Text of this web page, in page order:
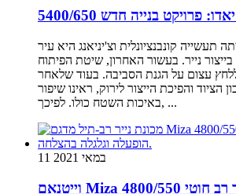
פרויקט בנייה חדש 5400/650
תעשייה קונבנציונלית וצ'יניאנג היא עיר
בייצור נייר. בעשור האחרון, שיטת הפיתוח
עצום על הגנת הסביבה. בעוד שלאחר
והפיכת הייצור לירוק, ראינו שיפור
באיכות השטח כולו. לפיכך, ...
11 במאי 2021